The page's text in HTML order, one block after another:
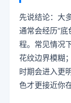
先说结论：大
通常会经历“
程。常见情况
花纹边界模糊
时期会进入更
色才更接近你